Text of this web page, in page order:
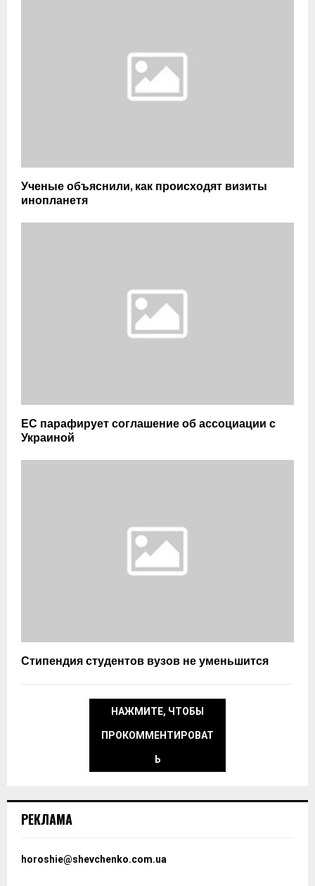
Ученые объяснили, как происходят визиты
инопланетя
ЕС парафирует соглашение об ассоциации с
Украиной
Стипендия студентов вузов не уменьшится
НАЖМИТЕ, ЧТОБЫ
ПРОКОММЕНТИРОВАТ
Ь
РЕКЛАМА
horoshie@shevchenko.com.ua